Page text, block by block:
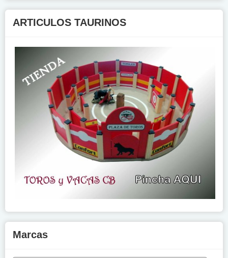
ARTICULOS TAURINOS
Marcas